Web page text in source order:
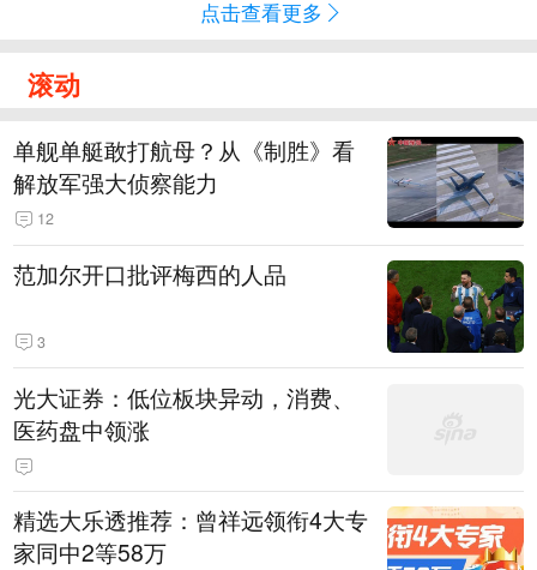
点击查看更多
滚动
单舰单艇敢打航母？从《制胜》看
解放军强大侦察能力
12
范加尔开口批评梅西的人品
3
光大证券：低位板块异动，消费、
医药盘中领涨
精选大乐透推荐：曾祥远领衔4大专
家同中2等58万